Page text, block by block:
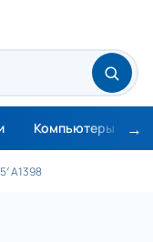
Компьютеры
A1398